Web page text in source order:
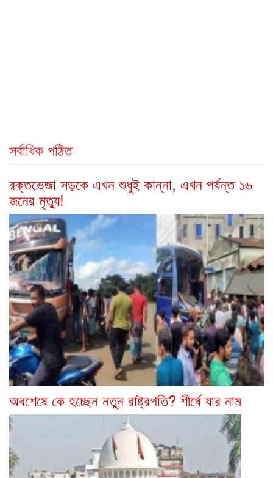
সর্বাধিক পঠিত
রক্তভেজা সড়কে এখন শুধুই কান্না, এখন পর্যন্ত ১৬
জনের মৃত্যু!
অবশেষে কে হচ্ছেন নতুন রাষ্ট্রপতি? শীর্ষে যার নাম